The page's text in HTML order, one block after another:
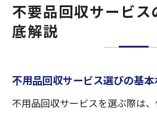
不要品回収サービス
底解説
不用品回収サービス選びの基本
不用品回収サービスを選ぶ際は